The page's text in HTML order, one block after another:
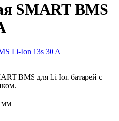
SMART BMS
BMS для Li Ion батарей с
мм